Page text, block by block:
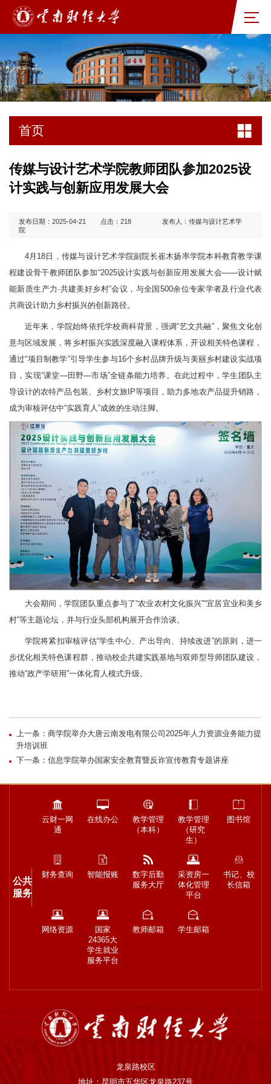
首页
传媒与设计艺术学院教师团队参加2025设
计实践与创新应用发展大会
发布日期：2025-04-21 点击： 218
发布人：传媒与设计艺术学
院
4月18日，传媒与设计艺术学院副院长崔木扬率学院本科教育教学课
程建设骨干教师团队参加“2025设计实践与创新应用发展大会——设计赋
能新质生产力·共建美好乡村”会议，与全国500余位专家学者及行业代表
共商设计助力乡村振兴的创新路径。
近年来，学院始终依托学校商科背景，强调“艺文共融”，聚焦文化创
意与区域发展，将乡村振兴实践深度融入课程体系，开设相关特色课程，
通过“项目制教学”引导学生参与16个乡村品牌升级与美丽乡村建设实战项
目，实现“课堂—田野—市场”全链条能力培养。在此过程中，学生团队主
导设计的农特产品包装、乡村文旅IP等项目，助力多地农产品提升销路 ，
成为审核评估中“实践育人”成效的生动注脚。
大会期间，学院团队重点参与了“农业农村文化振兴”“宜居宜业和美乡
村”等主题论坛，并与行业头部机构展开合作洽谈。
学院将紧扣审核评估“学生中心、产出导向、持续改进”的原则，进一
步优化相关特色课程群，推动校企共建实践基地与双师型导师团队建设，
推动“政产学研用”一体化育人模式升级。
上一条：商学院举办大唐云南发电有限公司2025年人力资源业务能力提
升培训班
下一条：信息学院举办国家安全教育暨反诈宣传教育专题讲座
公共
服务
云财一网
通
在线办公
教学管理
（本科）
教学管理
（研究
生）
图书馆
财务查询 智能报账
数字后勤
服务大厅
采资房一
体化管理
平台
书记、校
长信箱
网络资源
国家
24365大
学生就业
服务平台
教师邮箱 学生邮箱
龙泉路校区
地址：昆明市五华区龙泉路237号